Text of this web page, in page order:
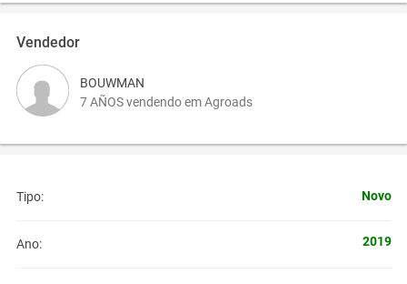
Vendedor
BOUWMAN
7 AÑOS vendendo em Agroads
Tipo: Novo
Ano: 2019